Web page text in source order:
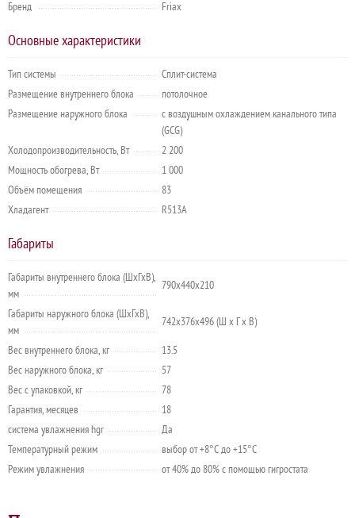
Бренд Friax
Основные характеристики
Тип системы
Сплит-система
Размещение внутреннего блока
потолочное
Размещение наружного блока
с воздушным охлаждением канального типа
(GCG)
Холодопроизводительность, Вт
2 200
Мощность обогрева, Вт
1 000
Объём помещения
83
Хладагент
R513A
Габариты
Габариты внутреннего блока (ШхГхВ),
мм
790х440х210
Габариты наружного блока (ШхГхВ),
мм
742x376x496 (Ш х Г х В)
Вес внутреннего блока, кг
13.5
Вес наружного блока, кг
57
Вес с упаковкой, кг
78
Гарантия, месяцев
18
система увлажнения hgr
Да
Температурный режим
выбор от +8°C до +15°C
Режим увлажнения
от 40% до 80% с помощью гигростата